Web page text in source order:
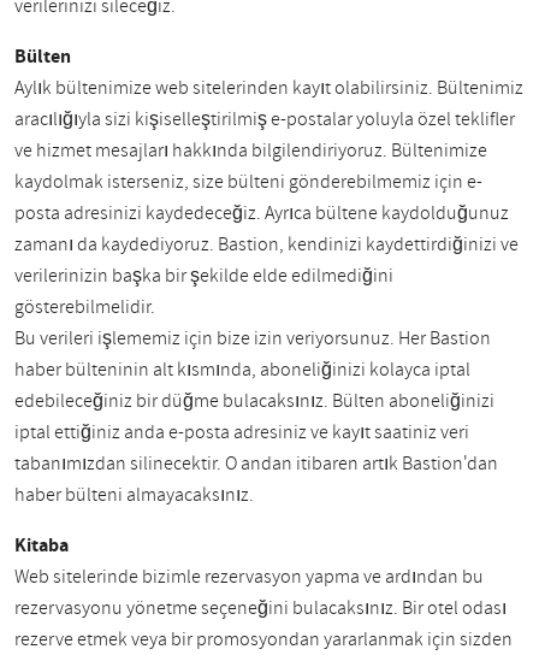
verilerinizi sileceğiz.
Bülten
Aylık bültenimize web sitelerinden kayıt olabilirsiniz. Bültenimiz
aracılığıyla sizi kişiselleştirilmiş e-postalar yoluyla özel teklifler
ve hizmet mesajları hakkında bilgilendiriyoruz. Bültenimize
kaydolmak isterseniz, size bülteni gönderebilmemiz için e-
posta adresinizi kaydedeceğiz. Ayrıca bültene kaydolduğunuz
zamanı da kaydediyoruz. Bastion, kendinizi kaydettirdiğinizi ve
verilerinizin başka bir şekilde elde edilmediğini
gösterebilmelidir.
Bu verileri işlememiz için bize izin veriyorsunuz. Her Bastion
haber bülteninin alt kısmında, aboneliğinizi kolayca iptal
edebileceğiniz bir düğme bulacaksınız. Bülten aboneliğinizi
iptal ettiğiniz anda e-posta adresiniz ve kayıt saatiniz veri
tabanımızdan silinecektir. O andan itibaren artık Bastion'dan
haber bülteni almayacaksınız.
Kitaba
Web sitelerinde bizimle rezervasyon yapma ve ardından bu
rezervasyonu yönetme seçeneğini bulacaksınız. Bir otel odası
rezerve etmek veya bir promosyondan yararlanmak için sizden